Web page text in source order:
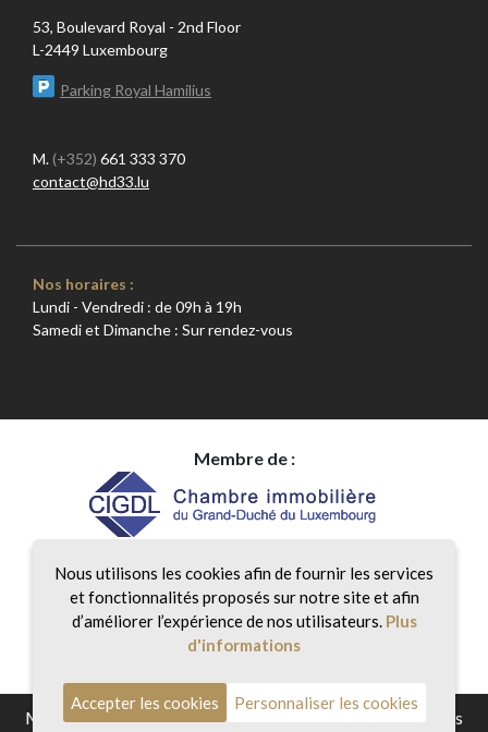
53, Boulevard Royal - 2nd Floor
L-2449 Luxembourg
Parking Royal Hamilius
M. (+352) 661 333 370
contact@hd33.lu
Nos horaires :
Lundi - Vendredi : de 09h à 19h
Samedi et Dimanche : Sur rendez-vous
Membre de :
Mentions légales Politique de confidentialité Honoraires
Nous utilisons les cookies afin de fournir les services
et fonctionnalités proposés sur notre site et afin
d’améliorer l’expérience de nos utilisateurs. Plus
d'informations
Accepter les cookies Personnaliser les cookies